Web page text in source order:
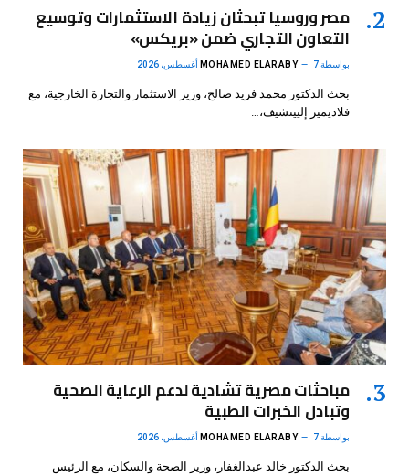
مصر وروسيا تبحثان زيادة الاستثمارات وتوسيع
التعاون التجاري ضمن «بريكس»
بواسطة MOHAMED ELARABY 7 أغسطس، 2026
بحث الدكتور محمد فريد صالح، وزير الاستثمار والتجارة الخارجية، مع
فلاديمير إلييتشيف،…
مباحثات مصرية تشادية لدعم الرعاية الصحية
وتبادل الخبرات الطبية
بواسطة MOHAMED ELARABY 7 أغسطس، 2026
بحث الدكتور خالد عبدالغفار، وزير الصحة والسكان، مع الرئيس